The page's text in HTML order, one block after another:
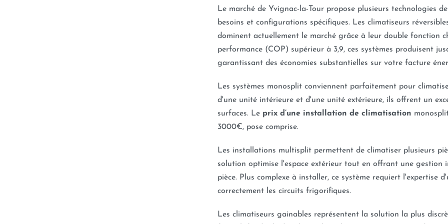
Le marché de Yvignac-la-Tour propose plusieurs technologies
besoins et configurations spécifiques. Les climatiseurs
dominent actuellement le marché grâce à leur double fonction
performance (COP) supérieur à 3,9, ces systèmes produisent
garantissant des économies substantielles sur votre facture
Les systèmes monosplit conviennent parfaitement pour
d'une unité intérieure et d'une unité extérieure, ils offrent un
surfaces. Le prix d’une installation de climatisation
3000€, pose comprise.
Les installations multisplit permettent de climatiser plusieurs
solution optimise l'espace extérieur tout en offrant une gestion
pièce. Plus complexe à installer, ce système requiert l'expertise
correctement les circuits frigorifiques.
Les climatiseurs gainables représentent la solution la plus